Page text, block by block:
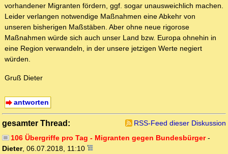
vorhandener Migranten fördern, ggf. sogar unausweichlich machen.
Leider verlangen notwendige Maßnahmen eine Abkehr von
unseren bisherigen Maßstäben. Aber ohne neue rigorose
Maßnahmen würde sich auch unser Land bzw. Europa ohnehin in
eine Region verwandeln, in der unsere jetzigen Werte negiert
würden.
Gruß Dieter
antworten
gesamter Thread:
RSS-Feed dieser Diskussion
106 Übergriffe pro Tag - Migranten gegen Bundesbürger-
Dieter, 06.07.2018, 11:10